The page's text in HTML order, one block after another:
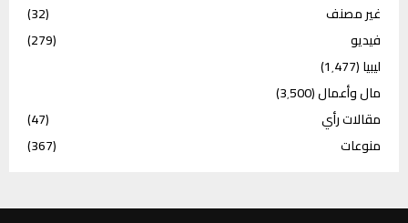
غير مصنف
(32)
فيديو
(279)
ليبيا(1٬477)
مال وأعمال(3٬500)
مقالات رأي
(47)
منوعات
(367)